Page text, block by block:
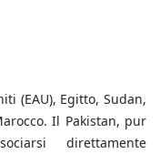
(EAU), Egitto, Sudan,
Il Pakistan, pur
direttamente